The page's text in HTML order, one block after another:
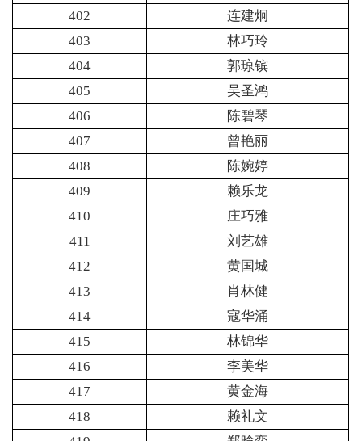
402
连建炯
403
林巧玲
404
郭琼镔
405
吴圣鸿
406
陈碧琴
407
曾艳丽
408
陈婉婷
409
赖乐龙
410
庄巧雅
411
刘艺雄
412
黄国城
413
肖林健
414
寇华涌
415
林锦华
416
李美华
417
黄金海
418
赖礼文